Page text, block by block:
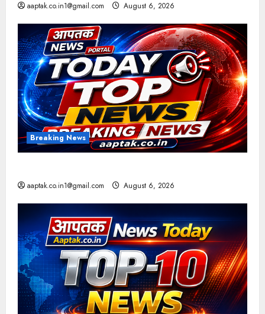
aaptak.co.in1@gmail.com August 6, 2026
Breaking News
aaptak.co.in1@gmail.com August 6, 2026